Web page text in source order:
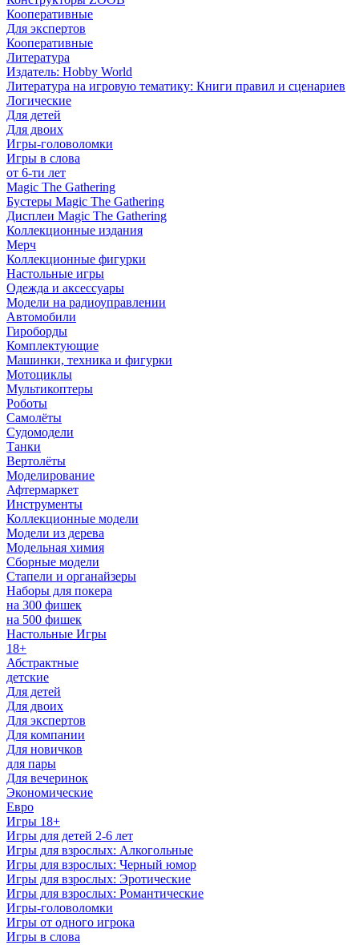
Кооперативные
Для экспертов
Кооперативные
Литература
Издатель: Hobby World
Литература на игровую тематику: Книги правил и сценариев
Логические
Для детей
Для двоих
Игры-головоломки
Игры в слова
от 6-ти лет
Magic The Gathering
Бустеры Magic The Gathering
Дисплеи Magic The Gathering
Коллекционные издания
Мерч
Коллекционные фигурки
Настольные игры
Одежда и аксессуары
Модели на радиоуправлении
Автомобили
Гироборды
Комплектующие
Машинки, техника и фигурки
Мотоциклы
Мультикоптеры
Роботы
Самолёты
Судомодели
Танки
Вертолёты
Моделирование
Афтермаркет
Инструменты
Коллекционные модели
Модели из дерева
Модельная химия
Сборные модели
Стапели и органайзеры
Наборы для покера
на 300 фишек
на 500 фишек
Настольные Игры
18+
Абстрактные
детские
Для детей
Для двоих
Для экспертов
Для компании
Для новичков
для пары
Для вечеринок
Экономические
Евро
Игры 18+
Игры для детей 2-6 лет
Игры для взрослых: Алкогольные
Игры для взрослых: Черный юмор
Игры для взрослых: Эротические
Игры для взрослых: Романтические
Игры-головоломки
Игры от одного игрока
Игры в слова